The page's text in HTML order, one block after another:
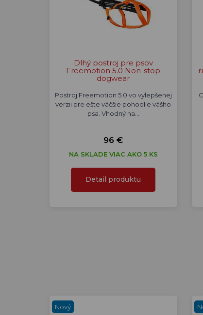
Dlhý postroj pre psov
Freemotion 5.0 Non-stop
dogwear
Postroj Freemotion 5.0 vo vylepšenej
verzii pre ešte väčšie pohodlie vášho
psa. Vhodný na…
96 €
NA SKLADE VIAC AKO 5 KS
Detail produktu
Nový